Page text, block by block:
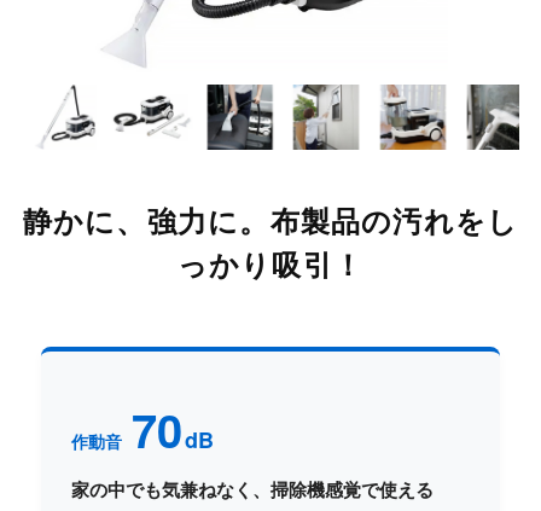
静かに、強力に。 布製品の汚れをし
っかり吸引！
作動音 70dB
家の中でも気兼ねなく、掃除機感覚で使える